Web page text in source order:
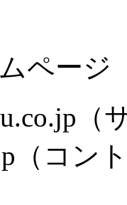
ページ
（
（コン